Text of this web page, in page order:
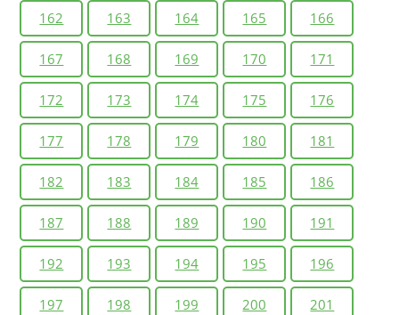
162 163 164 165 166
167 168 169 170 171
172 173 174 175 176
177 178 179 180 181
182 183 184 185 186
187 188 189 190 191
192 193 194 195 196
197 198 199 200 201